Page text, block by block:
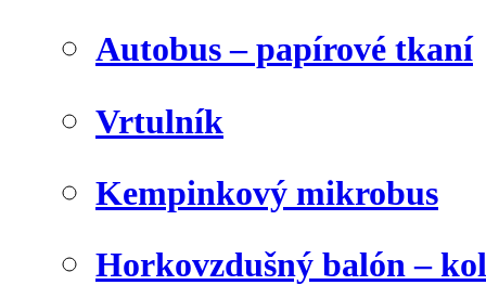
Autobus – papírové tkaní
Vrtulník
Kempinkový mikrobus
Horkovzdušný balón –